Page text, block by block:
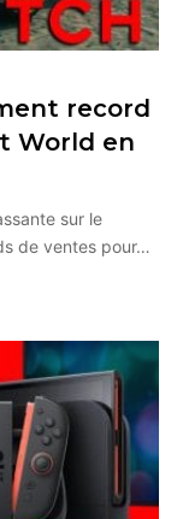
record
World en
sur le
de ventes pour…